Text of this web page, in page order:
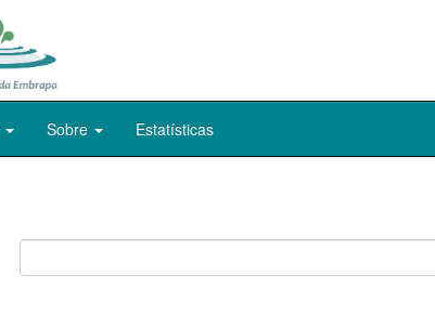
Sobre Estatísticas